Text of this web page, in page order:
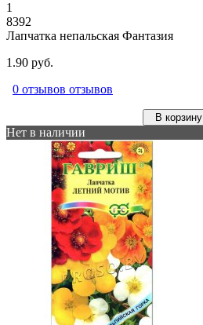
1
8392
Лапчатка непальская Фантазия
1.90 руб.
0 отзывов отзывов
В корзину
Нет в наличии